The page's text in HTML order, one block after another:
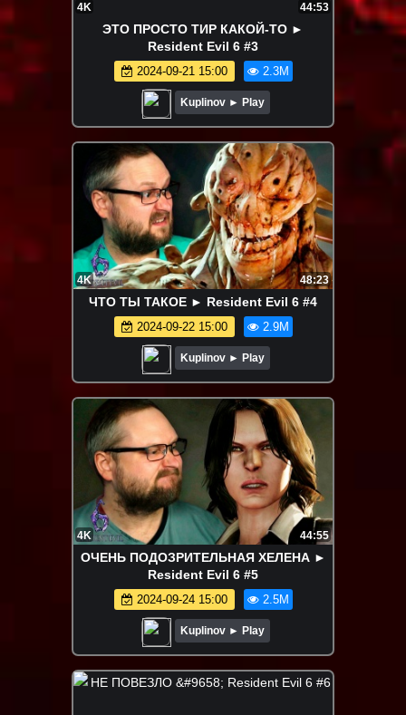
4K 44:53
ЭТО ПРОСТО ТИР КАКОЙ-ТО ►
Resident Evil 6 #3
2024-09-21 15:00 2.3M
Kuplinov ► Play
4K 48:23
ЧТО ТЫ ТАКОЕ ► Resident Evil 6 #4
2024-09-22 15:00 2.9M
Kuplinov ► Play
4K 44:55
ОЧЕНЬ ПОДОЗРИТЕЛЬНАЯ ХЕЛЕНА ►
Resident Evil 6 #5
2024-09-24 15:00 2.5M
Kuplinov ► Play